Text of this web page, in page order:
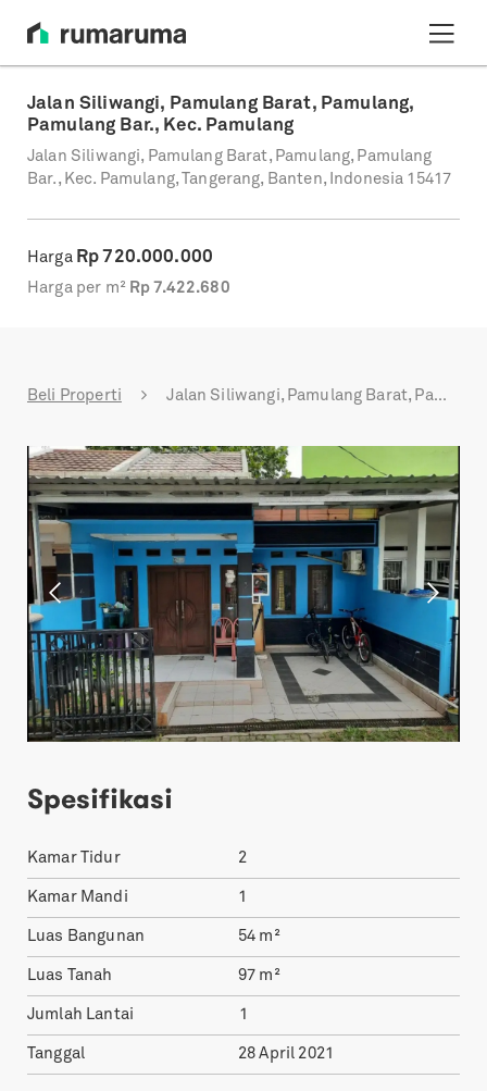
Jalan Siliwangi, Pamulang Barat, Pamulang,
Pamulang Bar., Kec. Pamulang
Jalan Siliwangi, Pamulang Barat, Pamulang, Pamulang
Bar., Kec. Pamulang, Tangerang, Banten, Indonesia 15417
Harga Rp720.000.000
Harga per m² Rp 7.422.680
Beli Properti Jalan Siliwangi, Pamulang Barat, Pamulang, Pamulang Bar., Kec. Pamulang
Previous
Spesifikasi
Kamar Tidur 2
Kamar Mandi 1
Luas Bangunan 54 m²
Luas Tanah 97 m²
Jumlah Lantai 1
Tanggal 28 April 2021